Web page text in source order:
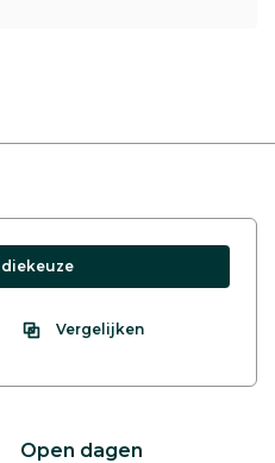
Vergelijken
Open dagen